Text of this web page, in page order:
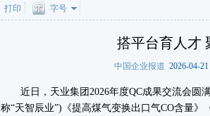
打印 字号
搭平台育人才
中国企业报道 2026-04-
近日，天业集团2026年度QC成果交流会圆
称“天智辰业”)《提高煤气变换出口气CO含量